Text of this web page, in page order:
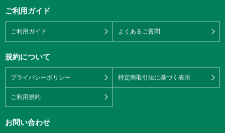
ご利用ガイド
ご利用ガイド よくあるご質問
規約について
プライバシーポリシー 特定商取引法に基づく表示
ご利用規約
お問い合わせ